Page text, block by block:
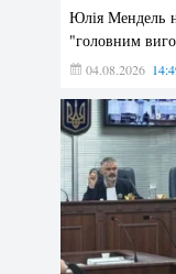
Юлія Мендель
"головним
04.08.2026